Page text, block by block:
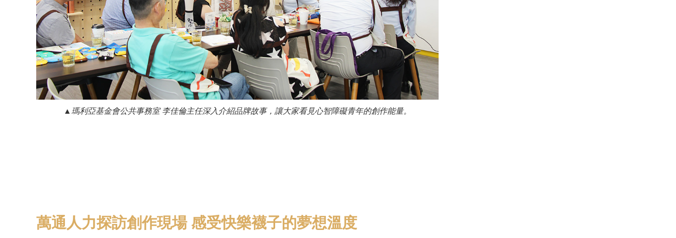
▲瑪利亞基金會公共事務室 李佳倫主任深入介紹品牌故事，讓大家看見心智障礙青年的創作能量。
萬通人力探訪創作現場 感受快樂襪子的夢想溫度